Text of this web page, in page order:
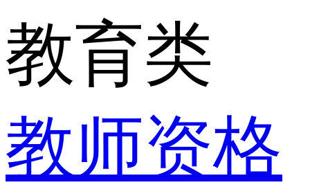
教育类
教师资格